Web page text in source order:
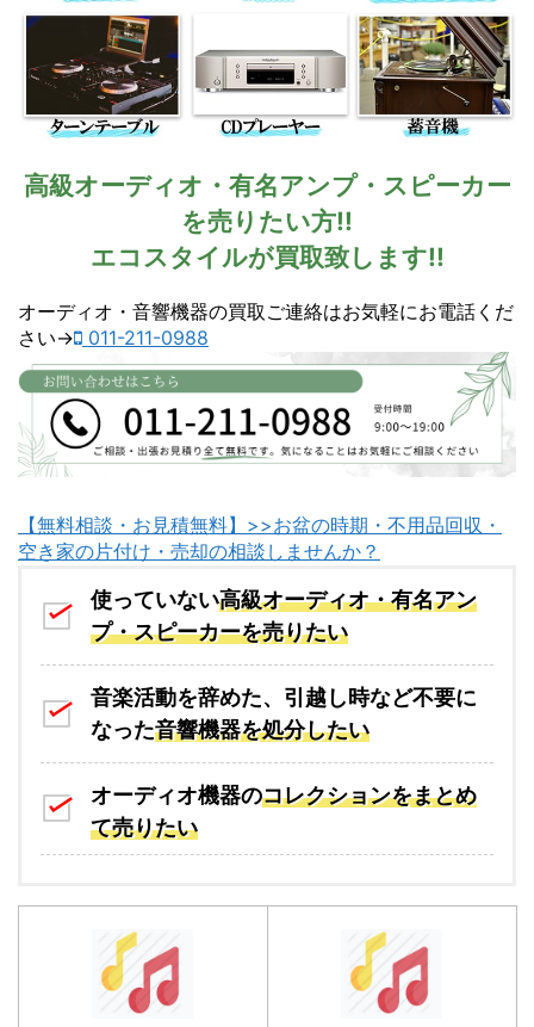
高級オーディオ・有名アンプ・スピーカー
を売りたい方!!
エコスタイルが買取致します!!
【
今
す
ぐ
電
話
】
:
オーディオ・音響機器の買取ご連絡はお気軽にお電話くだ
さい→
011-211-0988
【無料相談・お見積無料】>>お盆の時期・不用品回収・
空き家の片付け・売却の相談しませんか？
使っていない高級オーディオ・有名アン
プ・スピーカーを売りたい
音楽活動を辞めた、引越し時など不要に
なった音響機器を処分したい
オーディオ機器のコレクションをまとめ
て売りたい